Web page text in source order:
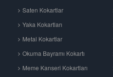
Saten Kokartlar
Yaka Kokartları
Metal Kokartlar
Okuma Bayramı Kokartı
Meme Kanseri Kokartları